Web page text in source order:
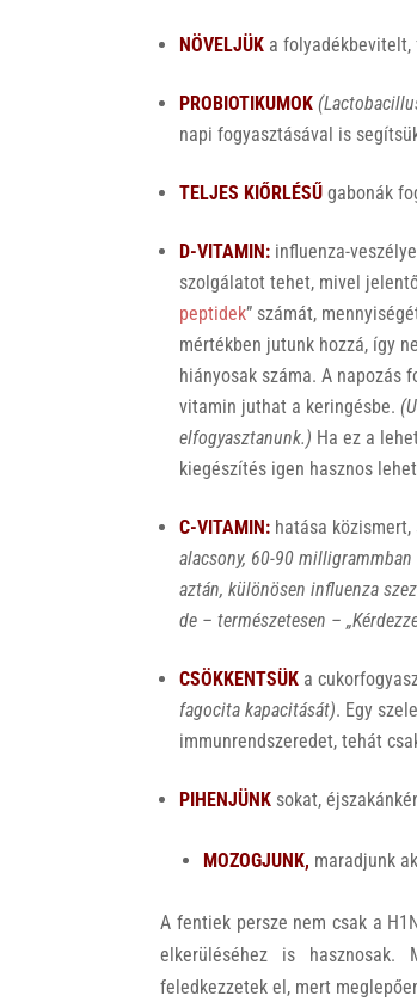
NÖVELJÜK a folyadékbevitelt,
PROBIOTIKUMOK
napi fogyasztásával is
TELJES KIŐRLÉSŰgabonák
D-VITAMIN: influenza-
szolgálatot tehet, mivel
peptidek” számát,
mértékben jutunk hozzá, így
hiányosak száma. A napozás
vitamin juthat a keringésbe.
elfogyasztanunk.) Ha ez a
kiegészítés igen hasznos
C-VITAMIN: hatása
alacsony, 60-90
aztán, különösen influenza
de – természetesen –
CSÖKKENTSÜK a
fagocita kapacitását). Egy
immunrendszeredet, tehát
PIHENJÜNK sokat,
MOZOGJUNK, maradjunk
A fentiek persze nem csak a
elkerüléséhez is
feledkezzetek el, mert